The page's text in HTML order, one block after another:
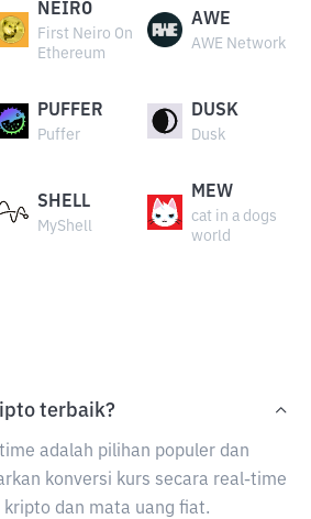
NEIRO
First Neiro On
Ethereum
AWE
AWE Network
PUFFER
Puffer
DUSK
Dusk
SHELL
MyShell
MEW
cat in a dogs
world
terbaik?
adalah pilihan populer dan
konversi kurs secara real-time
dan mata uang fiat.